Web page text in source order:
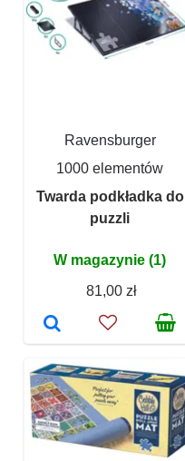
Ravensburger
1000 elementów
Twarda podkładka do
puzzli
W magazynie (1)
81,00 zł